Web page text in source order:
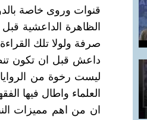
قنوات وروى خاصة
الظاهرة الداعشية
صرفة ولولا تلك
داعش قبل ان تكون
ليست رخوة من
العلماء واطال فيها
ان من اهم مميزات